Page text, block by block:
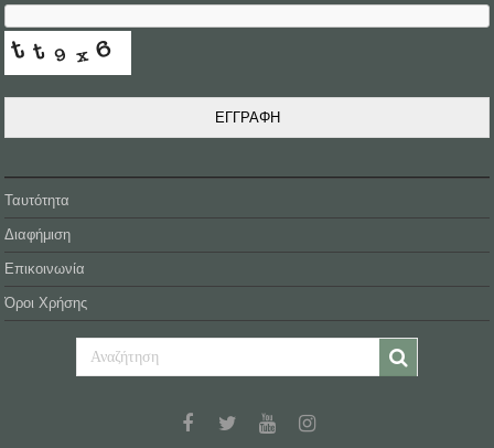
ΕΓΓΡΑΦΗ
Ταυτότητα
Διαφήμιση
Επικοινωνία
Όροι Χρήσης